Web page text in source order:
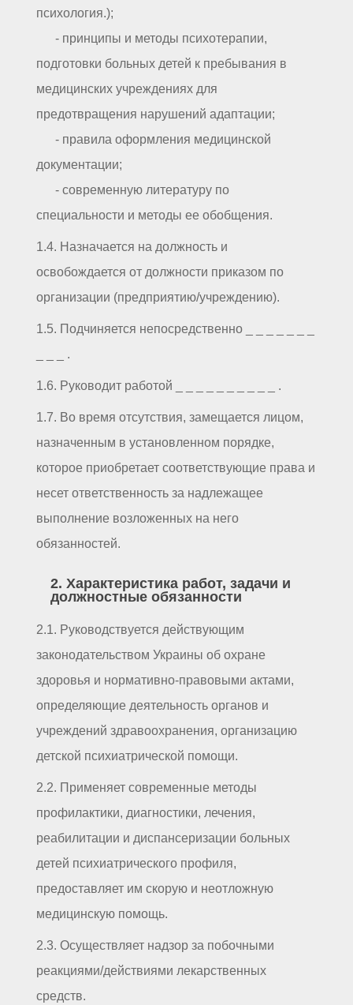
психология.);
- принципы и методы психотерапии,
подготовки больных детей к пребывания в
медицинских учреждениях для
предотвращения нарушений адаптации;
- правила оформления медицинской
документации;
- современную литературу по
специальности и методы ее обобщения.
1.4. Назначается на должность и
освобождается от должности приказом по
организации (предприятию/учреждению).
1.5. Подчиняется непосредственно _ _ _ _ _ _ _
_ _ _ .
1.6. Руководит работой _ _ _ _ _ _ _ _ _ _ .
1.7. Во время отсутствия, замещается лицом,
назначенным в установленном порядке,
которое приобретает соответствующие права и
несет ответственность за надлежащее
выполнение возложенных на него
обязанностей.
2. Характеристика работ, задачи и
должностные обязанности
2.1. Руководствуется действующим
законодательством Украины об охране
здоровья и нормативно-правовыми актами,
определяющие деятельность органов и
учреждений здравоохранения, организацию
детской психиатрической помощи.
2.2. Применяет современные методы
профилактики, диагностики, лечения,
реабилитации и диспансеризации больных
детей психиатрического профиля,
предоставляет им скорую и неотложную
медицинскую помощь.
2.3. Осуществляет надзор за побочными
реакциями/действиями лекарственных
средств.